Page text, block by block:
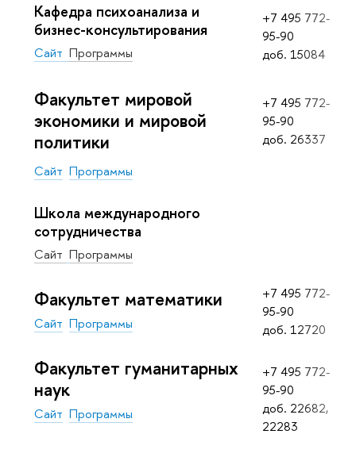
Кафедра психоанализа и
бизнес-консультирования
СайтПрограммы
+7 495 772-
95-90
доб. 15084
Факультет мировой
экономики и мировой
политики
Сайт Программы
+7 495 772-
95-90
доб. 26337
Школа международного
сотрудничества
Сайт Программы
Факультет математики
Сайт Программы
+7 495 772-
95-90
доб. 12720
Факультет гуманитарных
наук
Сайт Программы
+7 495 772-
95-90
доб. 22682,
22283